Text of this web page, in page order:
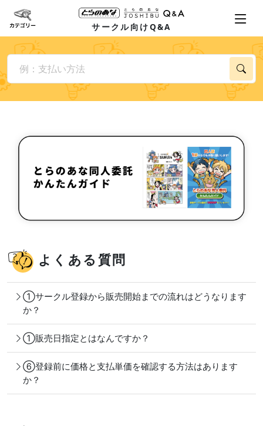
サークル向けQ&A
よくある質問
①サークル登録から販売開始までの流れはどうなります
か？
①販売日指定とはなんですか？
⑥登録前に価格と支払単価を確認する方法はあります
か？